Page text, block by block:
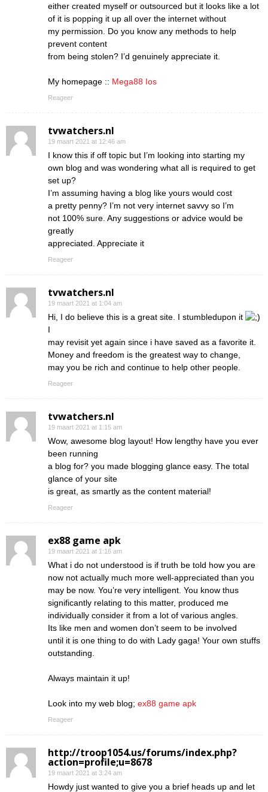
either created myself or outsourced but it looks like a lot
of it is popping it up all over the internet without
my permission. Do you know any methods to help
prevent content
from being stolen? I’d genuinely appreciate it.
My homepage :: Mega88 Ios
Reageer
tvwatchers.nl
19 maart 2021 at 12:46 am
I know this if off topic but I’m looking into starting my
own blog and was wondering what all is required to get
set up?
I’m assuming having a blog like yours would cost
a pretty penny? I’m not very internet savvy so I’m
not 100% sure. Any suggestions or advice would be
greatly
appreciated. Appreciate it
Reageer
tvwatchers.nl
19 maart 2021 at 1:04 am
Hi, I do believe this is a great site. I stumbledupon it
I
may revisit yet again since i have saved as a favorite it.
Money and freedom is the greatest way to change,
may you be rich and continue to help other people.
Reageer
tvwatchers.nl
19 maart 2021 at 1:15 am
Wow, awesome blog layout! How lengthy have you ever
been running
a blog for? you made blogging glance easy. The total
glance of your site
is great, as smartly as the content material!
Reageer
ex88 game apk
19 maart 2021 at 1:16 am
What i do not understood is if truth be told how you are
now not actually much more well-appreciated than you
may be now. You’re very intelligent. You know thus
significantly relating to this matter, produced me
individually consider it from a lot of various angles.
Its like men and women don’t seem to be involved
until it is one thing to do with Lady gaga! Your own stuffs
outstanding.
Always maintain it up!
Look into my web blog; ex88 game apk
Reageer
http://troop1054.us/forums/index.php?
action=profile;u=8678
19 maart 2021 at 3:24 am
Howdy just wanted to give you a brief heads up and let